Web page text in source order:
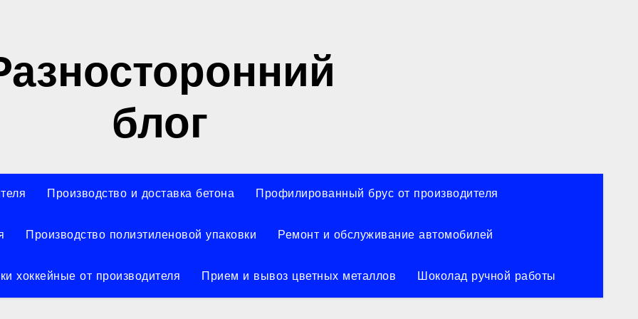
блог
Производство и доставка бетона Профилированный брус от производителя
Производство полиэтиленовой упаковки Ремонт и обслуживание автомобилей
хоккейные от производителя Прием и вывоз цветных металлов Шоколад ручной работы